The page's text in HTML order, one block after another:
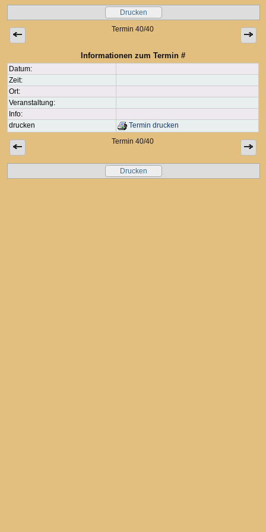
Drucken
Termin 40/40
Informationen zum Termin #
Datum:
Zeit:
Ort:
Veranstaltung:
Info:
drucken
Termin drucken
Termin 40/40
Drucken